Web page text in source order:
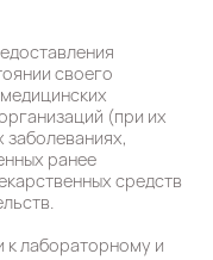
своего
(при их
заболеваниях,
ранее
средств
к лабораторному и